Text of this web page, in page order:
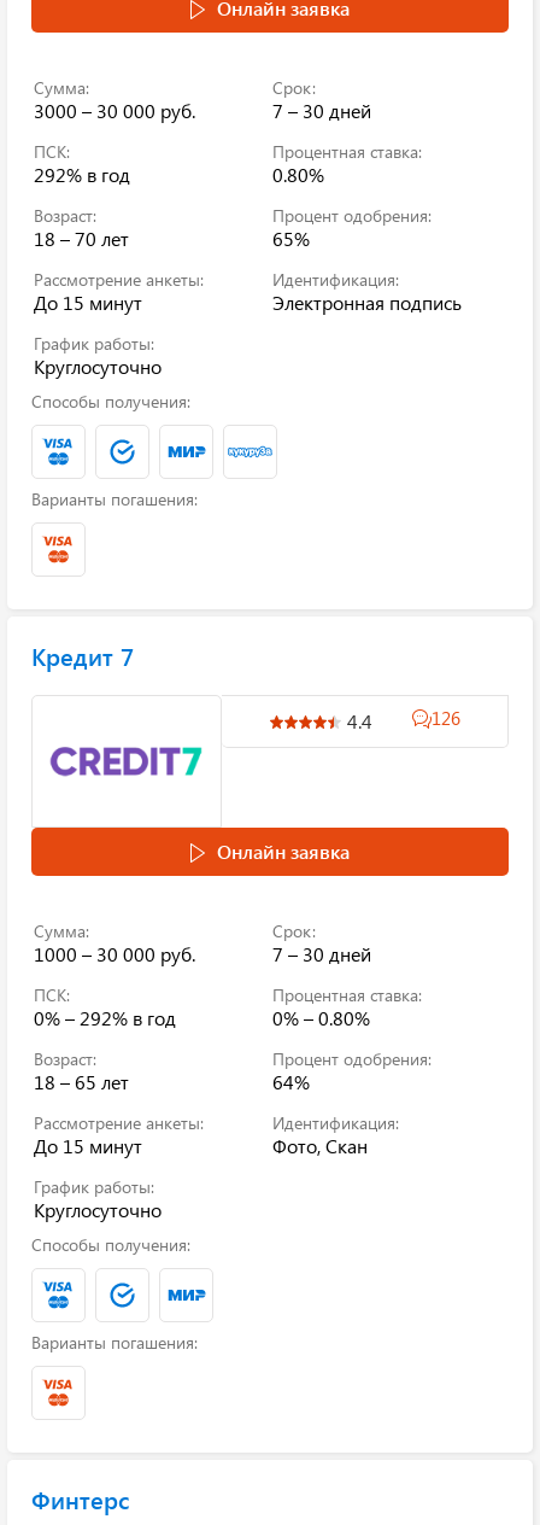
Онлайн заявка
Сумма:
3000 – 30 000 руб.
Срок:
7 – 30 дней
ПСК:
292% в год
Процентная ставка:
0.80%
Возраст:
18 – 70 лет
Процент одобрения:
65%
Рассмотрение анкеты:
До 15 минут
Идентификация:
Электронная подпись
График работы:
Круглосуточно
Способы получения:
Варианты погашения:
Кредит 7
4.4 126
Онлайн заявка
Сумма:
1000 – 30 000 руб.
Срок:
7 – 30 дней
ПСК:
0% – 292% в год
Процентная ставка:
0% – 0.80%
Возраст:
18 – 65 лет
Процент одобрения:
64%
Рассмотрение анкеты:
До 15 минут
Идентификация:
Фото, Скан
График работы:
Круглосуточно
Способы получения:
Варианты погашения:
Финтерс